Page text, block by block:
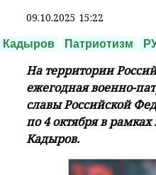
09.10.2025 15:22
Кадыров Патриотизм
На территории
ежегодная военно-
славы Российской
по 4 октября в
Кадыров.